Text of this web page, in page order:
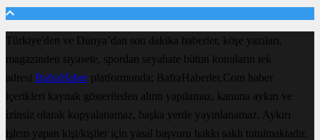
Türkiye'den ve Dünya’dan son dakika haberler, köşe yazıları,
magazinden siyasete, spordan seyahate bütün konuların tek
adresi BafraHaberplatformunda; BafraHaberler.Com haber
içerikleri kaynak gösterileden alıntı yapılamaz, kanuna aykırı ve
izinsiz olarak kopyalanamaz, başka yerde yayınlanamaz. Aykırı
işlem yapan kişi/kişiler için yasal başvuru hakkı saklı tutulmaktadır.